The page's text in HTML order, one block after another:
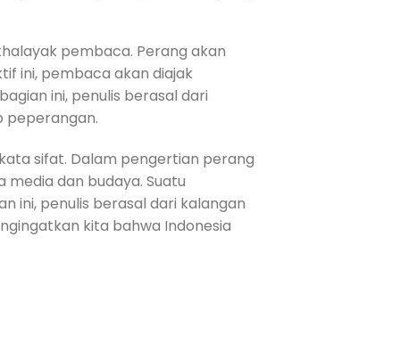
pembaca. Perang akan
ini, pembaca akan diajak
ini, penulis berasal dari
peperangan.
sifat. Dalam pengertian perang
dan budaya. Suatu
ini, penulis berasal dari kalangan
kita bahwa Indonesia